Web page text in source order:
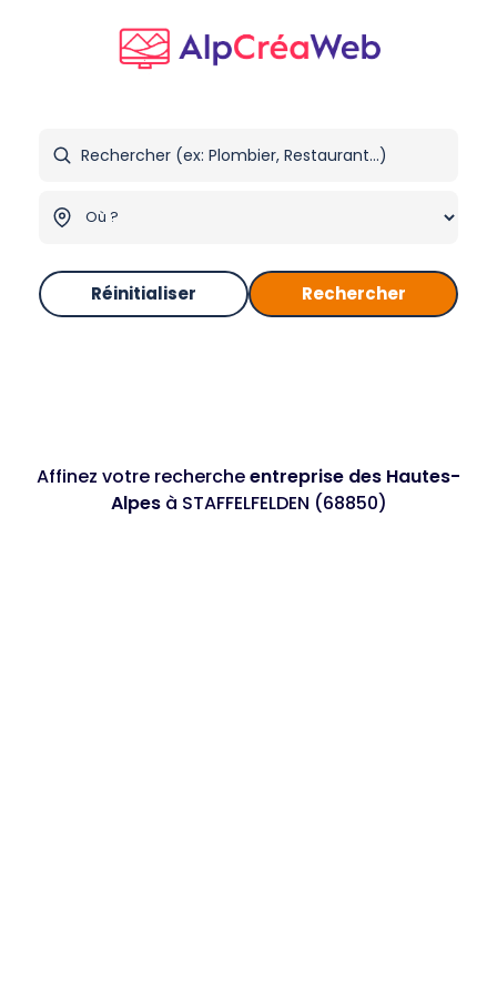
Réinitialiser Rechercher
Affinez votre rechercheentreprise des Hautes-
Alpesà STAFFELFELDEN (68850)